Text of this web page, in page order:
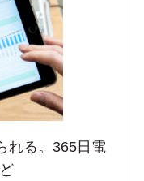
れる。365日電